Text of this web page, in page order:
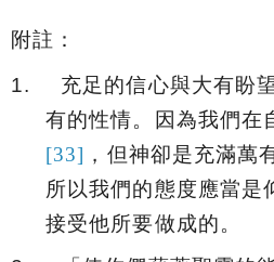
附註：
1.
充足的信心與大有盼
有的性情。因為我們在
[33] ，但神卻是充滿萬
所以我們的態度應當是
接受他所要做成的。